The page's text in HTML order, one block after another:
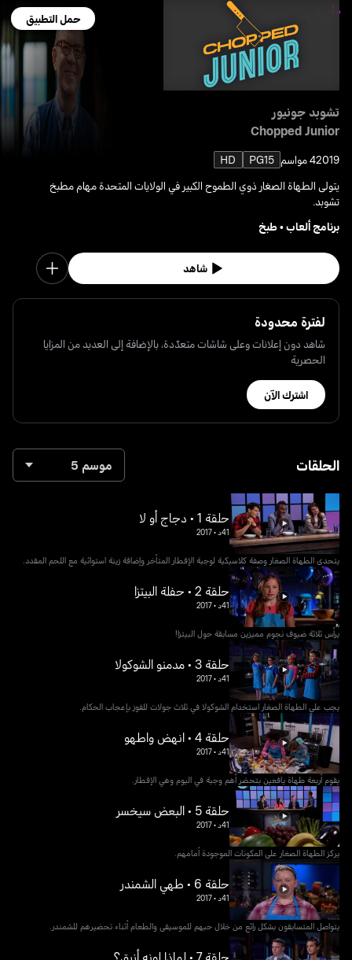
حمل التطبيق
تشوبد جونيور
Chopped Junior
20194 مواسم PG15
HD
يتولى الطهاة الصغار ذوي الطموح الكبير في الولايات المتحدة مهام مطبخ
تشوبد.
برنامج ألعاب• طبخ
شاهد
لفترة محدودة
شاهد دون إعلانات وعلى شاشات متعدّدة، بالإضافة إلى العديد من المزايا
الحصرية
اشترك الآن
الحلقات موسم 5
حلقة 1 • دجاج أو لا
41د •
2017
يتحدى الطهاة الصغار وصفة كلاسيكية لوجبة الإفطار المتأخر وإضافة زينة استوائية مع اللحم المقدد.
حلقة 2 • حفلة البيتزا
41د •
2017
يرأس ثلاثة ضيوف نجوم مميزين مسابقة حول البيتزا!
حلقة 3 • مدمنو الشوكولا
41د •
2017
يجب على الطهاة الصغار استخدام الشوكولا في ثلاث جولات للفوز بإعجاب الحكام.
حلقة 4 • انهض واطهو
41د •
2017
يقوم أربعة طهاة يافعين بتحضر أهم وجبة في اليوم وهي الإفطار.
حلقة 5 • البعض سيخسر
41د •
2017
يركز الطهاة الصغار على المكونات الموجودة أمامهم.
حلقة 6 • طهي الشمندر
41د •
2017
يتواصل المتسابقون بشكل رائع من خلال حبهم للموسيقى والطعام أثناء تحضيرهم للشمندر.